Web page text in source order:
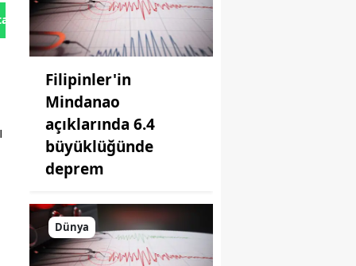
Gönder
Filipinler'in
Mindanao
açıklarında 6.4
büyüklüğünde
deprem
Dünya